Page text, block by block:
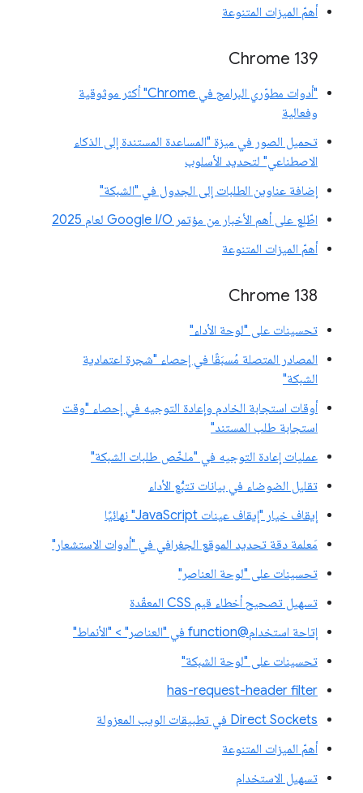
أهمّ الميزات المتنوعة
‫Chrome 139
"أدوات مطوّري البرامج في Chrome" أكثر موثوقية
وفعالية
تحميل الصور في ميزة "المساعدة المستندة إلى الذكاء
الاصطناعي" لتحديد الأسلوب
إضافة عناوين الطلبات إلى الجدول في "الشبكة"
اطّلِع على أهم الأخبار من مؤتمر Google I/O لعام 2025
أهمّ الميزات المتنوعة
‫Chrome 138
تحسينات على "لوحة الأداء"
المصادر المتصلة مُسبَقًا في إحصاء "شجرة اعتمادية
الشبكة"
أوقات استجابة الخادم وإعادة التوجيه في إحصاء "وقت
استجابة طلب المستند"
عمليات إعادة التوجيه في "ملخّص طلبات الشبكة"
تقليل الضوضاء في بيانات تتبُّع الأداء
إيقاف خيار "إيقاف عينات JavaScript" نهائيًا
مَعلمة دقة تحديد الموقع الجغرافي في "أدوات الاستشعار"
تحسينات على "لوحة العناصر"
تسهيل تصحيح أخطاء قيم CSS المعقّدة
إتاحة استخدام@function في "العناصر" > "الأنماط"
تحسينات على "لوحة الشبكة"
has-request-header filter
Direct Sockets في تطبيقات الويب المعزولة
أهمّ الميزات المتنوعة
تسهيل الاستخدام